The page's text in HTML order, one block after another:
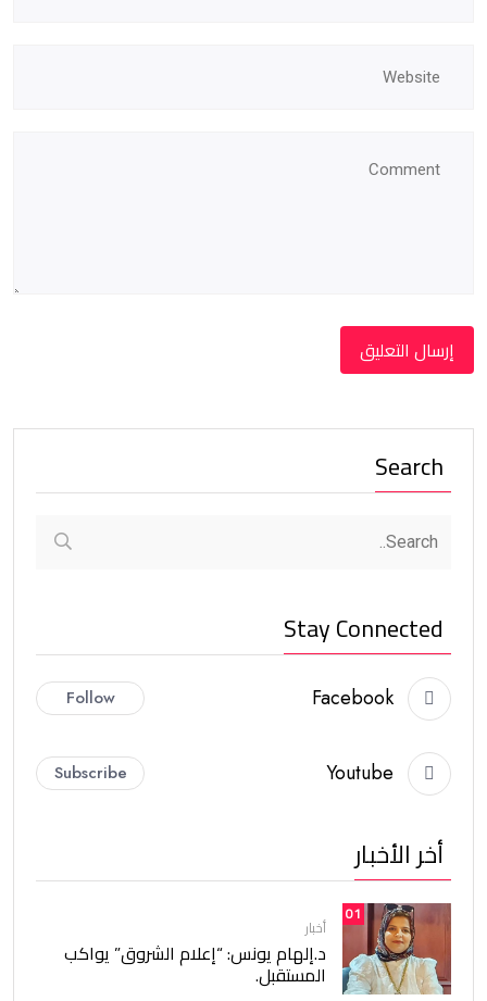
Search
Stay Connected
Facebook
Follow
Youtube
Subscribe
أخر الأخبار
01
أخبار
د.إلهام يونس: “إعلام الشروق” يواكب
المستقبل.